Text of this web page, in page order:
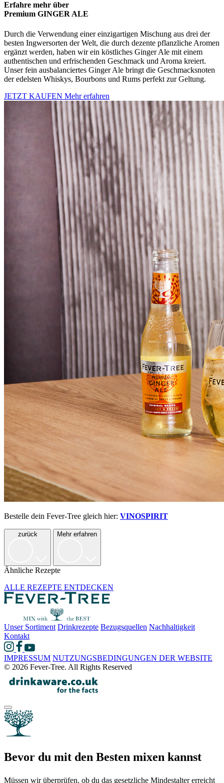
Erfahre mehr über
Premium GINGER ALE
Durch die Verwendung einer einzigartigen Mischung aus drei der
besten Ingwersorten der Welt, die durch dezente pflanzliche Aromen
ergänzt werden, haben wir ein köstliches Ginger Ale mit einem
authentischen und erfrischenden Geschmack und Aroma kreiert.
Unser fein ausbalanciertes Ginger Ale bringt die Geschmacksnoten
der edelsten Whiskys, Bourbons und Rums perfekt zur Geltung.
JETZT KAUFEN Mehr erfahren
Bestelle dein Fever-Tree gleich hier: VINOSPIRIT
zurück Mehr erfahren
Ähnliche Rezepte
ALLE REZEPTE ENTDECKEN
Unser Sortiment Drinkrezepte Bezugsquellen Nachhaltigkeit
Kontakt
IMPRESSUM NUTZUNGSBEDINGUNGEN DER WEBSITE
© 2026 Fever-Tree. All Rights Reserved
Bevor du mit den Besten mixen kannst
Müssen wir überprüfen, ob du das gesetzliche Mindestalter erreicht